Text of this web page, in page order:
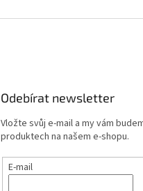
Odebírat newsletter
Vložte svůj e-mail a my vám
produktech na našem e-shopu.
E-mail